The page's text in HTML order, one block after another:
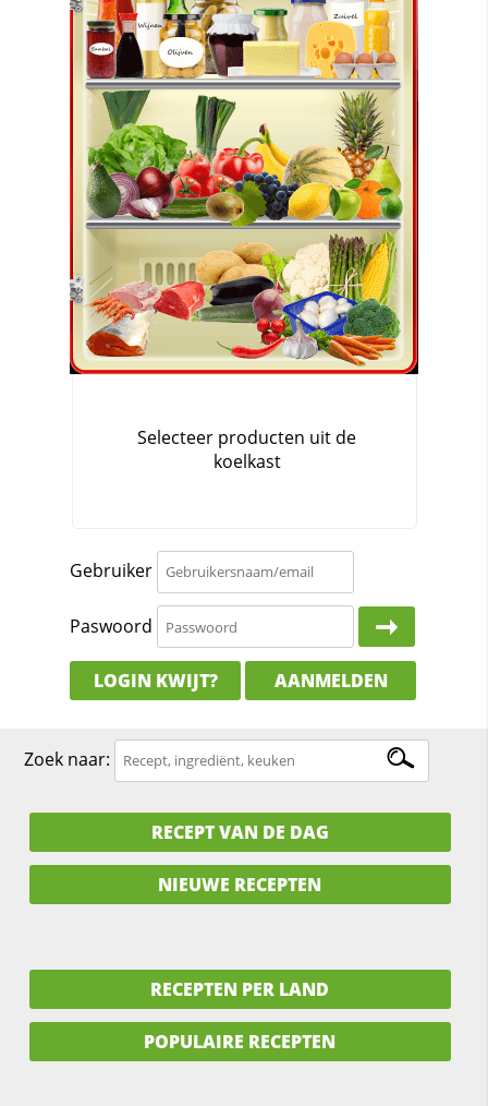
Gebruiker
Paswoord
LOGIN KWIJT? AANMELDEN
Zoek naar:
RECEPT VAN DE DAG
NIEUWE RECEPTEN
RECEPTEN PER LAND
POPULAIRE RECEPTEN